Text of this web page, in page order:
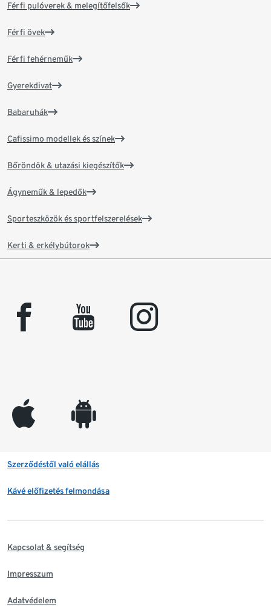
Férfi pulóverek & melegítőfelsők
Férfi övek
Férfi fehérneműk
Gyerekdivat
Babaruhák
Cafissimo modellek és színek
Bőröndök & utazási kiegészítők
Ágyneműk & lepedők
Sporteszközök és sportfelszerelések
Kerti & erkélybútorok
facebook youtube instagram
appleinc android
Szerződéstől való elállás
Kávé előfizetés felmondása
Kapcsolat & segítség
Impresszum
Adatvédelem